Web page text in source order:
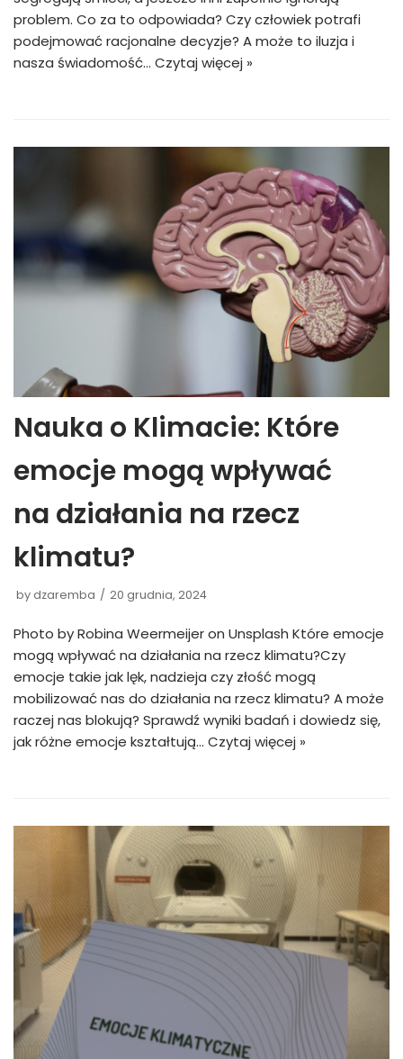
problem. Co za to odpowiada? Czy człowiek potrafi
podejmować racjonalne decyzje? A może to iluzja i
nasza świadomość… Czytaj więcej »
Nauka o Klimacie: Które
emocje mogą wpływać
na działania na rzecz
klimatu?
by dzaremba 20 grudnia, 2024
Photo by Robina Weermeijer on Unsplash Które emocje
mogą wpływać na działania na rzecz klimatu?Czy
emocje takie jak lęk, nadzieja czy złość mogą
mobilizować nas do działania na rzecz klimatu? A może
raczej nas blokują? Sprawdź wyniki badań i dowiedz się,
jak różne emocje kształtują… Czytaj więcej »